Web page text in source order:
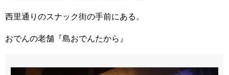
西里通りのスナック街の手前にある。
おでんの老舗『島おでんたから』